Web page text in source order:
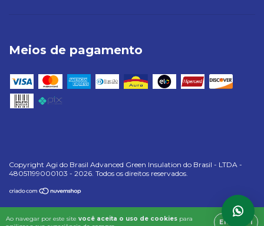
Ao navegar por este site você aceita o uso de cookies para
ENTENDI
Meios de pagamento
Copyright Agi do Brasil Advanced Green Insulation do Brasil - LTDA -
48051199000103 - 2026. Todos os direitos reservados.